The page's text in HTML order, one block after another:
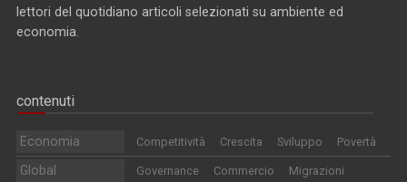
lettori del quotidiano articoli selezionati su ambiente ed
economia.
contenuti
Economia Competitività Crescita Sviluppo Povertà
Global Governance Commercio Migrazioni